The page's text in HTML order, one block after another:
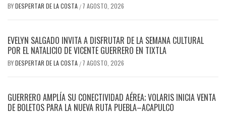
BYDESPERTAR DE LA COSTA / 7 AGOSTO, 2026
EVELYN SALGADO INVITA A DISFRUTAR DE LA SEMANA CULTURAL
POR EL NATALICIO DE VICENTE GUERRERO EN TIXTLA
BYDESPERTAR DE LA COSTA / 7 AGOSTO, 2026
GUERRERO AMPLÍA SU CONECTIVIDAD AÉREA; VOLARIS INICIA VENTA
DE BOLETOS PARA LA NUEVA RUTA PUEBLA–ACAPULCO